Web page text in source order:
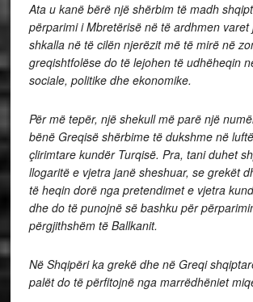
Ata u kanë bërë një shërbim të madh
përparimi i Mbretërisë në të ardhmen varet
shkalla në të cilën njerëzit më të mirë në
greqishtfolëse do të lejohen të udhëheqin
sociale, politike dhe ekonomike.
Për më tepër, një shekull më parë një
bënë Greqisë shërbime të dukshme në
çlirimtare kundër Turqisë. Pra, tani duhet
llogaritë e vjetra janë sheshuar, se grekët
të heqin dorë nga pretendimet e vjetra
dhe do të punojnë së bashku për
përgjithshëm të Ballkanit.
Në Shqipëri ka grekë dhe në Greqi
palët do të përfitojnë nga marrëdhëniet